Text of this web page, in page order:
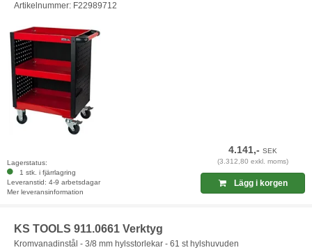
Artikelnummer: F22989712
Lagerstatus:
1 stk. i fjärrlagring
Leveranstid: 4-9 arbetsdagar
Mer leveransinformation
4.141,-SEK
(3.312,80 exkl. moms)
Lägg i korgen
KS TOOLS 911.0661 Verktyg
Kromvanadinstål - 3/8 mm hylsstorlekar - 61 st hylshuvuden